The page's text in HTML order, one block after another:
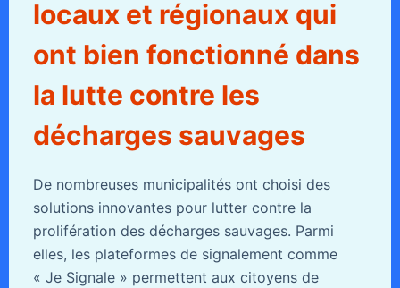
locaux et régionaux qui
ont bien fonctionné dans
la lutte contre les
décharges sauvages
De nombreuses municipalités ont choisi des
solutions innovantes pour lutter contre la
prolifération des décharges sauvages. Parmi
elles, les plateformes de signalement comme
« Je Signale » permettent aux citoyens de